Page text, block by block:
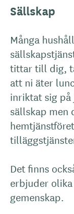
Sällskap
Många
tittar till dig,
att ni äter
inriktat sig
sällskap men
Det finns
erbjuder
gemenskap.